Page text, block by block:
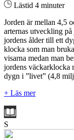
Lästid 4 minuter
Jorden är mellan 4,5
arternas utveckling
jordens ålder till ett
klocka som man
visarna medan man
jordens väckarklocka
dygn i ”livet” (4,8
+ Läs mer
S